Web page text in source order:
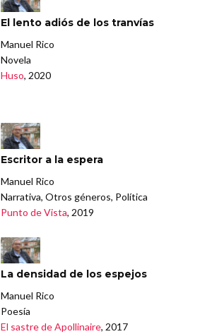
El lento adiós de los tranvías
Manuel Rico
Novela
Huso, 2020
Escritor a la espera
Manuel Rico
Narrativa, Otros géneros, Política
Punto de Vista, 2019
La densidad de los espejos
Manuel Rico
Poesía
El sastre de Apollinaire, 2017